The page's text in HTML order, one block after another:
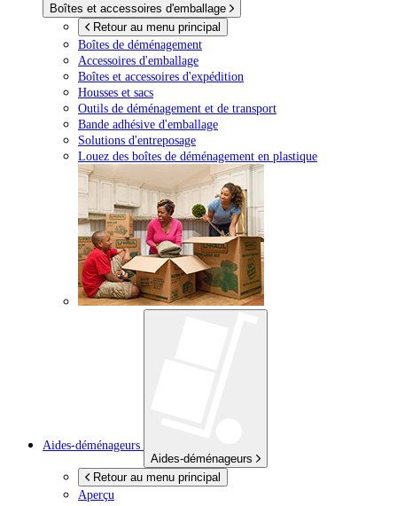
Boîtes et accessoires d'emballage
Retour au menu principal
Boîtes de déménagement
Accessoires d'emballage
Boîtes et accessoires d'expédition
Housses et sacs
Outils de déménagement et de transport
Bande adhésive d'emballage
Solutions d'entreposage
Louez des boîtes de déménagement en plastique
Aides-déménageurs
Aides-déménageurs
Retour au menu principal
Aperçu